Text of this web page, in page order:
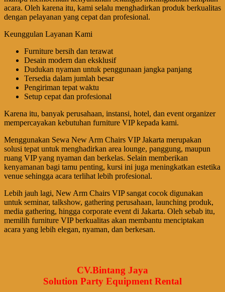
acara. Oleh karena itu, kami selalu menghadirkan produk berkualitas
dengan pelayanan yang cepat dan profesional.
Keunggulan Layanan Kami
Furniture bersih dan terawat
Desain modern dan eksklusif
Dudukan nyaman untuk penggunaan jangka panjang
Tersedia dalam jumlah besar
Pengiriman tepat waktu
Setup cepat dan profesional
Karena itu, banyak perusahaan, instansi, hotel, dan event organizer
mempercayakan kebutuhan furniture VIP kepada kami.
Menggunakan Sewa New Arm Chairs VIP Jakarta merupakan
solusi tepat untuk menghadirkan area lounge, panggung, maupun
ruang VIP yang nyaman dan berkelas. Selain memberikan
kenyamanan bagi tamu penting, kursi ini juga meningkatkan estetika
venue sehingga acara terlihat lebih profesional.
Lebih jauh lagi, New Arm Chairs VIP sangat cocok digunakan
untuk seminar, talkshow, gathering perusahaan, launching produk,
media gathering, hingga corporate event di Jakarta. Oleh sebab itu,
memilih furniture VIP berkualitas akan membantu menciptakan
acara yang lebih elegan, nyaman, dan berkesan.
CV.Bintang Jaya
Solution Party Equipment Rental